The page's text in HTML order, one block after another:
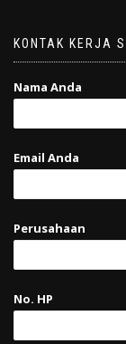
KONTAK KERJA
Nama Anda
Email Anda
Perusahaan
No. HP